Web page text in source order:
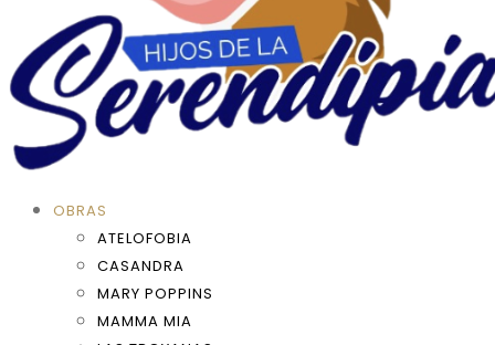
OBRAS
ATELOFOBIA
CASANDRA
MARY POPPINS
MAMMA MIA